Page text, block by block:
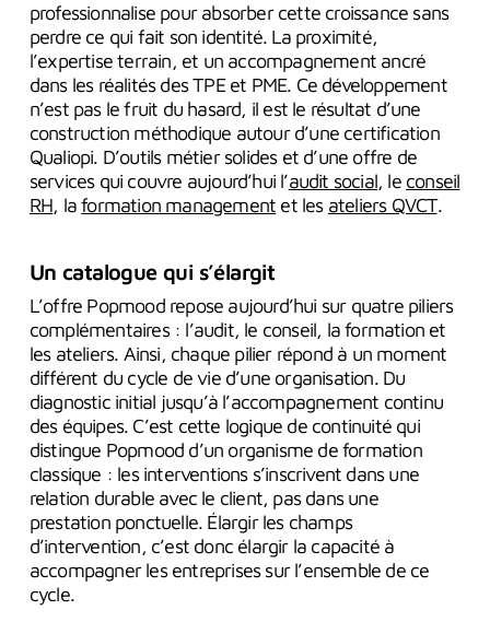
professionnalise pour absorber cette croissance sans
perdre ce qui fait son identité. La proximité,
l’expertise terrain, et un accompagnement ancré
dans les réalités des TPE et PME. Ce développement
n’est pas le fruit du hasard, il est le résultat d’une
construction méthodique autour d’une certification
Qualiopi. D’outils métier solides et d’une offre de
services qui couvre aujourd’hui l’audit social, le conseil
RH, laformation management et les ateliers QVCT.
Un catalogue qui s’élargit
L’offre Popmood repose aujourd’hui sur quatre piliers
complémentaires : l’audit, le conseil, la formation et
les ateliers. Ainsi, chaque pilier répond à un moment
différent du cycle de vie d’une organisation. Du
diagnostic initial jusqu’à l’accompagnement continu
des équipes. C’est cette logique de continuité qui
distingue Popmood d’un organisme de formation
classique : les interventions s’inscrivent dans une
relation durable avec le client, pas dans une
prestation ponctuelle. Élargir les champs
d’intervention, c’est donc élargir la capacité à
accompagner les entreprises sur l’ensemble de ce
cycle.